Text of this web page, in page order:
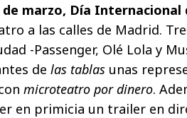
de marzo, Día Internacional
a las calles de Madrid.
-Passenger, Olé Lola y
de las tablas unas
microteatro por dinero.
en primicia un trailer en